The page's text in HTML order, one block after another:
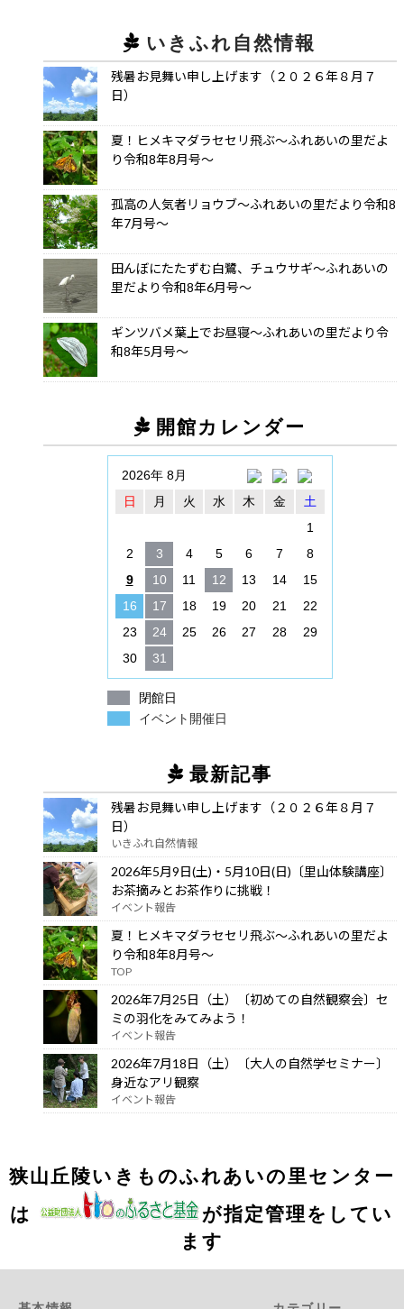
いきふれ自然情報
残暑お見舞い申し上げます（２０２６年８月７
日）
夏！ヒメキマダラセセリ飛ぶ～ふれあいの里だよ
り令和8年8月号～
孤高の人気者リョウブ～ふれあいの里だより令和8
年7月号～
田んぼにたたずむ白鷺、チュウサギ～ふれあいの
里だより令和8年6月号～
ギンツバメ葉上でお昼寝～ふれあいの里だより令
和8年5月号～
開館カレンダー
2026年 8月
日
月 火 水 木 金
土
1
2
3 4 5 6 7
8
9
10 11 12 13 14
15
16
17 18 19 20 21
22
23
24 25 26 27 28
29
30
31
閉館日
イベント開催日
最新記事
残暑お見舞い申し上げます（２０２６年８月７
日）
いきふれ自然情報
2026年5月9日(土)・5月10日(日)〔里山体験講座〕
お茶摘みとお茶作りに挑戦！
イベント報告
夏！ヒメキマダラセセリ飛ぶ～ふれあいの里だよ
り令和8年8月号～
TOP
2026年7月25日（土）〔初めての自然観察会〕セ
ミの羽化をみてみよう！
イベント報告
2026年7月18日（土）〔大人の自然学セミナー〕
身近なアリ観察
イベント報告
狭山丘陵いきものふれあいの里センター
は
が指定管理をしてい
ます